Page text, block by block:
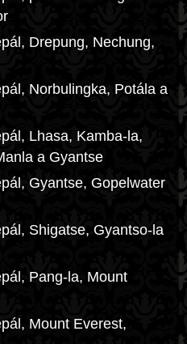
Drepung, Nechung,
Norbulingka, Potála a
Lhasa, Kamba-la,
a Gyantse
Gyantse, Gopelwater
Shigatse, Gyantso-la
Pang-la, Mount
Mount Everest,